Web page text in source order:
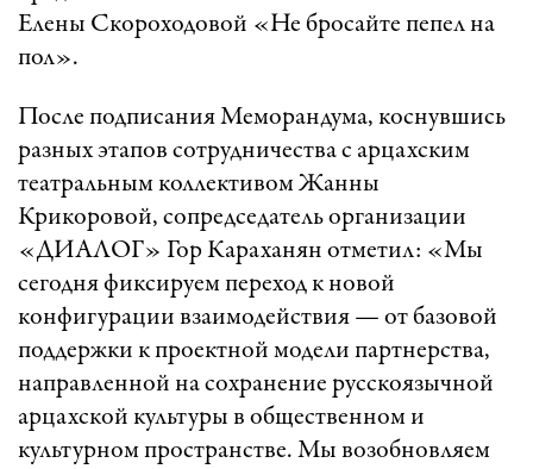
Елены Скороходовой «Не бросайте пепел на
пол».
После подписания Меморандума, коснувшись
разных этапов сотрудничества с арцахским
театральным коллективом Жанны
Крикоровой, сопредседатель организации
«ДИАЛОГ» Гор Караханян отметил: «Мы
сегодня фиксируем переход к новой
конфигурации взаимодействия — от базовой
поддержки к проектной модели партнерства,
направленной на сохранение русскоязычной
арцахской культуры в общественном и
культурном пространстве. Мы возобновляем